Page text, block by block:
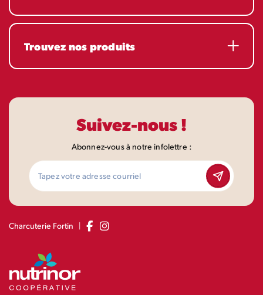
Trouvez nos produits
Suivez-nous !
Abonnez-vous à notre infolettre :
Charcuterie Fortin |